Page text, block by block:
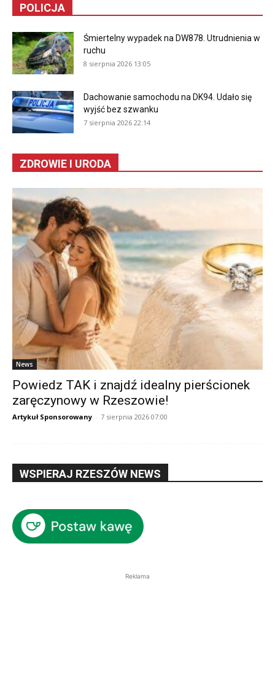
POLICJA
Śmiertelny wypadek na DW878. Utrudnienia w
ruchu
8 sierpnia 2026 13:05
Dachowanie samochodu na DK94. Udało się
wyjść bez szwanku
7 sierpnia 2026 22:14
ZDROWIE I URODA
News
Powiedz TAK i znajdź idealny pierścionek
zaręczynowy w Rzeszowie!
Artykuł Sponsorowany - 7 sierpnia 2026 07:00
WSPIERAJ RZESZÓW NEWS
Reklama